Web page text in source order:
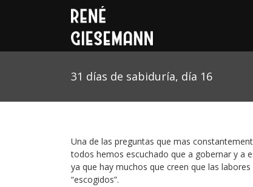
31 días de sabiduría, día 16
Una de las preguntas que mas
todos hemos escuchado que a gobernar y a
ya que hay muchos que creen que las
“escogidos”.